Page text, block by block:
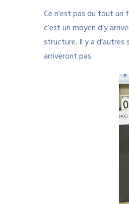
Ce n’est pas du tout un
c’est un moyen d’y
structure. Il y a d’autres
arriveront pas.